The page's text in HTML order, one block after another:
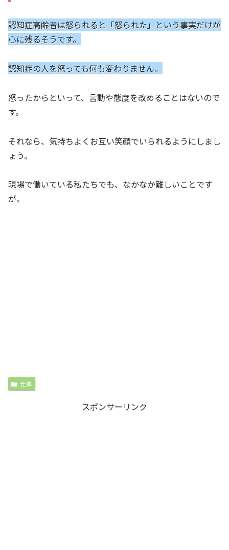
認知症高齢者は怒られると「怒られた」という事実だけが
心に残るそうです。
認知症の人を怒っても何も変わりません。
怒ったからといって、言動や態度を改めることはないので
す。
それなら、気持ちよくお互い笑顔でいられるようにしまし
ょう。
現場で働いている私たちでも、なかなか難しいことです
が。
仕事
スポンサーリンク